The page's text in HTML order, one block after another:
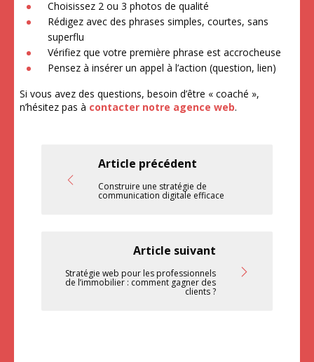
Choisissez 2 ou 3 photos de qualité
Rédigez avec des phrases simples, courtes, sans
superflu
Vérifiez que votre première phrase est accrocheuse
Pensez à insérer un appel à l’action (question, lien)
Si vous avez des questions, besoin d’être « coaché »,
n’hésitez pas à contacter notre agence web.
Article précédent
Construire une stratégie de
communication digitale efficace
Article suivant
Stratégie web pour les professionnels
de l’immobilier : comment gagner des
clients ?